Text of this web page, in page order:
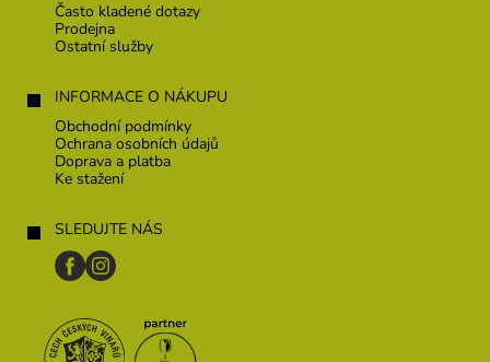
Často kladené dotazy
Prodejna
Ostatní služby
INFORMACE O NÁKUPU
Obchodní podmínky
Ochrana osobních údajů
Doprava a platba
Ke stažení
SLEDUJTE NÁS